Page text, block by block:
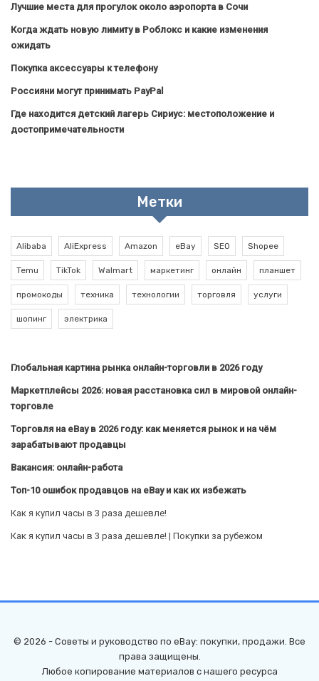
Лучшие места для прогулок около аэропорта в Сочи
Когда ждать новую лимиту в Роблокс и какие изменения
ожидать
Покупка аксессуары к телефону
Россияни могут принимать PayPal
Где находится детский лагерь Сириус: местоположение и
достопримечательности
Метки
Alibaba AliExpress Amazon eBay SEO Shopee
Temu TikTok Walmart маркетинг онлайн планшет
промокоды техника технологии торговля услуги
шопинг электрика
Глобальная картина рынка онлайн-торговли в 2026 году
Маркетплейсы 2026: новая расстановка сил в мировой онлайн-
торговле
Торговля на eBay в 2026 году: как меняется рынок и на чём
зарабатывают продавцы
Вакансия: онлайн-работа
Топ-10 ошибок продавцов на eBay и как их избежать
Как я купил часы в 3 раза дешевле!
Как я купил часы в 3 раза дешевле! | Покупки за рубежом
© 2026 - Советы и руководство по eBay: покупки, продажи. Все
права защищены.
Любое копирование материалов с нашего ресурса